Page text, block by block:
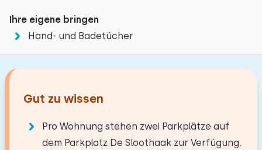
Reisegesellschaft
Die maximal zulässige Personenzahl in diesem
Haus beträgt 12.Sie können zusätzliche Babys
Ihre eigene bringen
Hand- und Badetücher
Gut zu wissen
Pro Wohnung stehen zwei Parkplätze auf
dem Parkplatz De Sloothaak zur Verfügung.
Kinderbett: 1
TV
Niederländische Fernsehsender
hinaus auf den Klimbos Paasloo. Spaß für Kinder!
Wenn Sie eine große Stadt besuchen und einkaufen
Abstände
See
0,0 km
Supermarkt
1,0 km